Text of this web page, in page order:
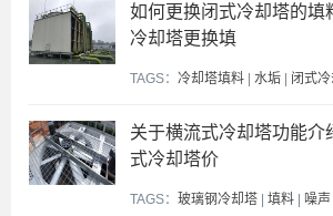
如何更换闭式冷却塔的填
冷却塔更换填
TAGS： 冷却塔填料 | 水垢 | 闭式
关于横流式冷却塔功能介
式冷却塔价
TAGS： 玻璃钢冷却塔 | 填料 | 噪声